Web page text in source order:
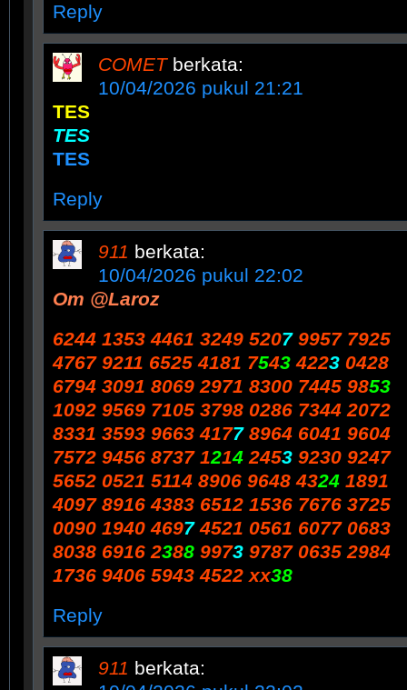
Reply
COMET berkata:
10/04/2026 pukul 21:21
TES
TES
TES
Reply
911 berkata:
10/04/2026 pukul 22:02
Om @Laroz
6244 1353 4461 3249 52079957 7925
4767 9211 6525 4181 7543 4223 0428
6794 3091 8069 2971 8300 7445 9853
1092 9569 7105 3798 0286 7344 2072
8331 3593 9663 41778964 6041 9604
7572 9456 8737 1214 2453 9230 9247
5652 0521 5114 8906 9648 4324 1891
4097 8916 4383 6512 1536 7676 3725
0090 1940 46974521 0561 6077 0683
8038 6916 2388 9973 9787 0635 2984
1736 9406 5943 4522 xx38
Reply
911 berkata: